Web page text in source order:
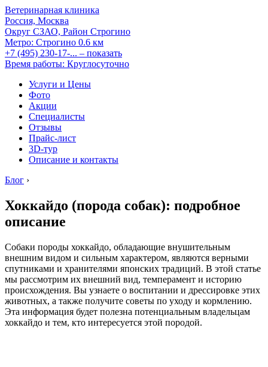
Ветеринарная клиника
Россия, Москва
Округ СЗАО, Район Строгино
Метро: Строгино 0.6 км
+7 (495) 230-17-... – показать
Время работы: Круглосуточно
Услуги и Цены
Фото
Акции
Специалисты
Отзывы
Прайс-лист
3D-тур
Описание и контакты
Блог ›
Хоккайдо (порода собак): подробное
описание
Собаки породы хоккайдо, обладающие внушительным
внешним видом и сильным характером, являются верными
спутниками и хранителями японских традиций. В этой статье
мы рассмотрим их внешний вид, темперамент и историю
происхождения. Вы узнаете о воспитании и дрессировке этих
животных, а также получите советы по уходу и кормлению.
Эта информация будет полезна потенциальным владельцам
хоккайдо и тем, кто интересуется этой породой.